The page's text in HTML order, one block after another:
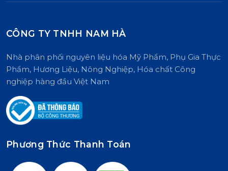
CÔNG TY TNHH NAM HÀ
Nhà phân phối nguyên liệu hóa Mỹ Phẩm, Phụ Gia Thực
Phẩm, Hương Liệu, Nông Nghiệp, Hóa chất Công
nghiệp hàng đầu Việt Nam
Phương Thức Thanh Toán